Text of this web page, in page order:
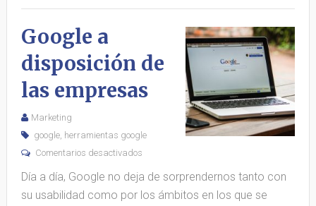
Google a
disposición de
las empresas
Marketing
google, herramientas google
Comentarios desactivados
Día a día, Google no deja de sorprendernos tanto con
su usabilidad como por los ámbitos en los que se